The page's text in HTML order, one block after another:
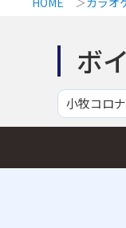
ボ
小牧コロ